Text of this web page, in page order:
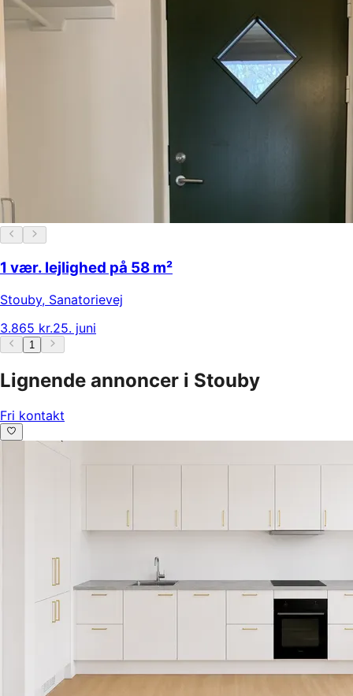
1 vær. lejlighed på 58 m²
Stouby, Sanatorievej
3.865 kr.25. juni
1
Lignende annoncer i Stouby
Fri kontakt